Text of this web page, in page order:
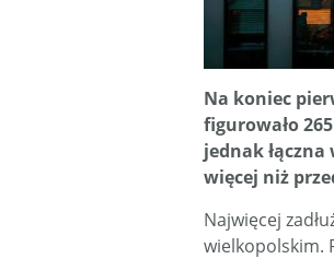
Na koniec
figurowało
jednak łączna
więcej niż
Najwięcej
wielkopolskim.